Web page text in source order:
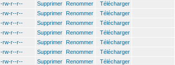
-rw-r--r-- Supprimer Renommer
Télécharger
-rw-r--r-- Supprimer Renommer
Télécharger
-rw-r--r-- Supprimer Renommer
Télécharger
-rw-r--r-- Supprimer Renommer
Télécharger
-rw-r--r-- Supprimer Renommer
Télécharger
-rw-r--r-- Supprimer Renommer
Télécharger
-rw-r--r-- Supprimer Renommer
Télécharger